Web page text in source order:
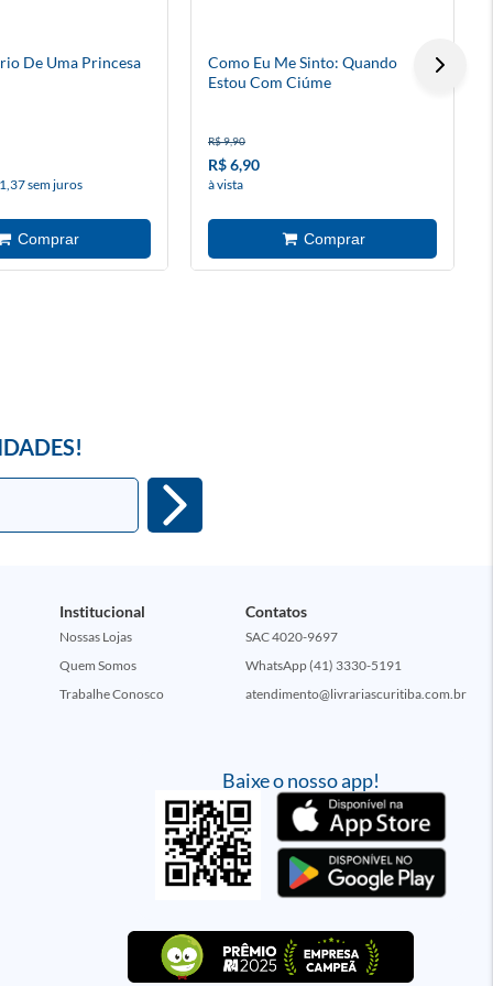
De Uma Princesa
sem juros
Como Eu Me Sinto: Quando
Estou Com Ciúme
R$ 9,90
R$ 6,90
à vista
Baixe o nosso app!
Institucional
Nossas Lojas
Quem Somos
Trabalhe Conosco
Contatos
SAC 4020-9697
WhatsApp (41) 3330-5191
atendimento@livrariascuritiba.com.br